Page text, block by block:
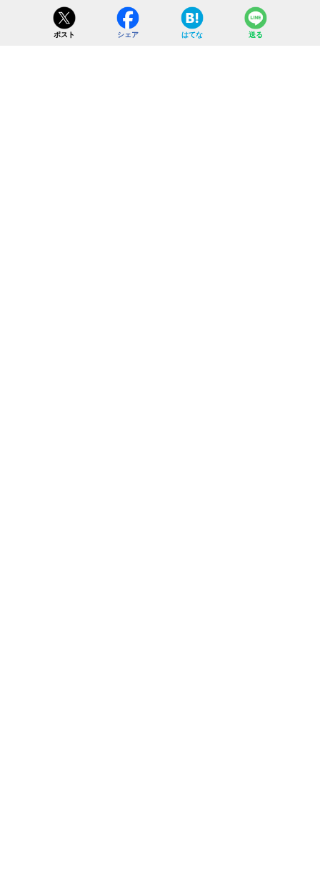
ポスト シェア はてな 送る